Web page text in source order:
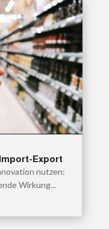
Export
nutzen:
Wirkung...